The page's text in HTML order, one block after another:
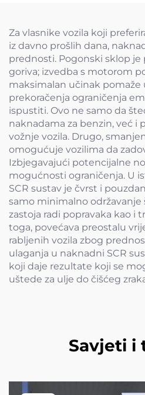
Za vlasnike vozila koji
iz davno prošlih dana,
prednosti. Pogonski sklop
goriva; izvedba s motorom
maksimalan učinak pomaže
prekoračenja ograničenja
ispustiti. Ovo ne samo da
naknadama za benzin, već i
vožnje vozila. Drugo,
omogućuje vozilima da
Izbjegavajući potencijalne
mogućnosti ograničenja. U
SCR sustav je čvrst i
samo minimalno
zastoja radi popravaka kao i
toga, povećava preostalu
rabljenih vozila zbog
ulaganja u naknadni SCR
koji daje rezultate koji se
uštede za ulje do čišćeg
Savjeti i